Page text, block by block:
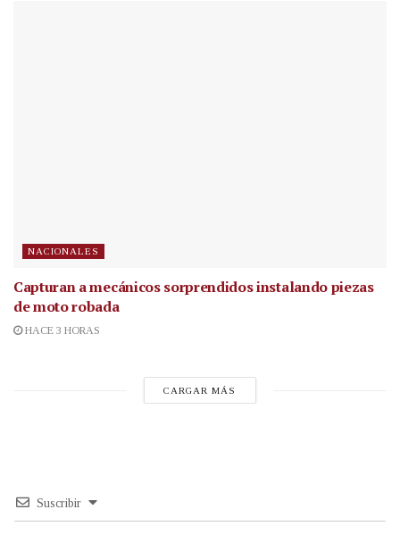
NACIONALES
Capturan a mecánicos sorprendidos instalando piezas
de moto robada
HACE 3 HORAS
CARGAR MÁS
Suscribir